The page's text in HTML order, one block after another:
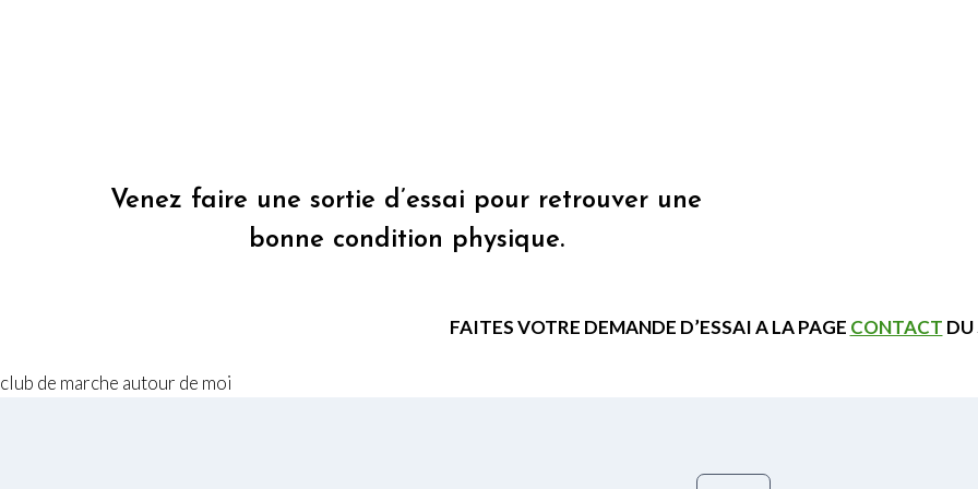
Venez faire une sortie d’essai pour retrouver une
bonne condition physique.
FAITES VOTRE DEMANDE D’ESSAI A LA PAGE CONTACT DU
club de marche autour de moi